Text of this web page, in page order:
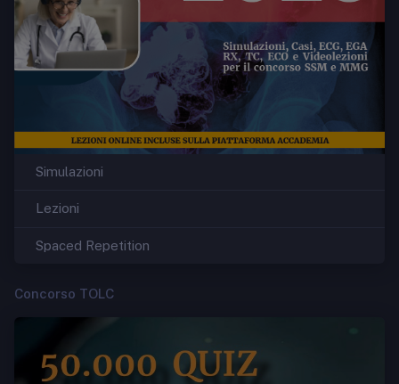
Simulazioni
Lezioni
Spaced Repetition
Concorso TOLC